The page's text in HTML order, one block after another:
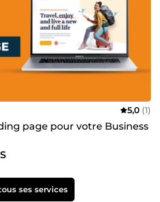
5,0 (1)
page pour votre Business
ses services